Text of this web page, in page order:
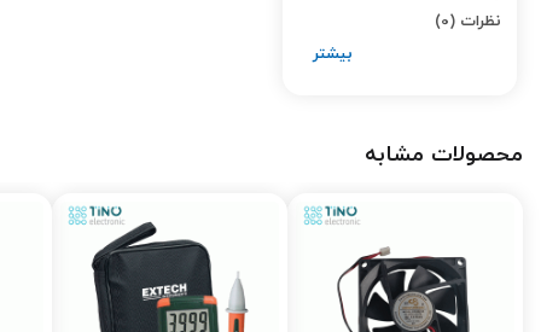
•جریان قابل تحمل:
•سایز کوچک و نصب آسان
•قابلیت تحمل جریان‌های مختلف
•مناسب برای محیط‌های صنعتی و دمای بالا
•عملکرد دقیق و سریع
•کیفیت ساخت بالا و عمر طولانی
کاربردها:
نظرات (0)
محصولات مشابه